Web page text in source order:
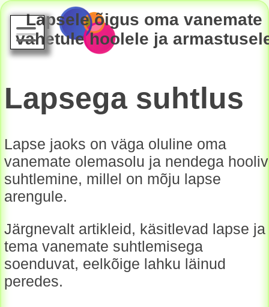
Lapsele õigus oma vanemate
vahetule hoolele ja
Lapsega suhtlus
Lapse jaoks on väga oluline oma
vanemate olemasolu ja nendega hooliv
suhtlemine, millel on mõju lapse
arengule.
Järgnevalt artikleid, käsitlevad lapse ja
tema vanemate suhtlemisega
soenduvat, eelkõige lahku läinud
peredes.